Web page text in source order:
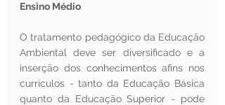
Ensino Médio
O tratamento pedagógico da Educação
Ambiental deve ser diversificado e a
inserção dos conhecimentos afins nos
currículos - tanto da Educação Básica
quanto da Educação Superior - pode